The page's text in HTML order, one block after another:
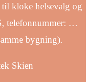
kloke helsevalg og
telefonnummer: …
bygning).
Skien